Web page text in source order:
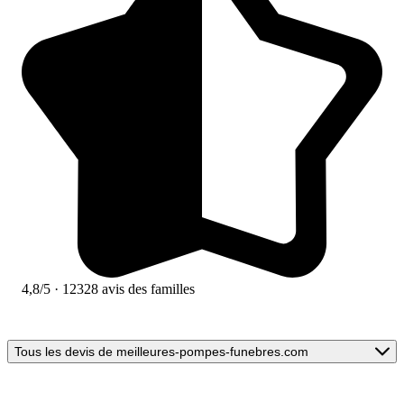
4,8/5 · 12328 avis des familles
Tous les devis de meilleures-pompes-funebres.com